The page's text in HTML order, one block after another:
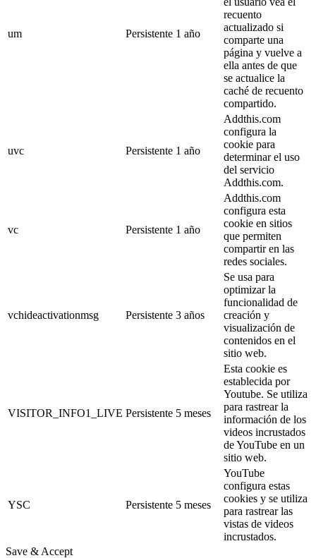
um Persistente 1 año
recuento
actualizado si
comparte una
página y vuelve a
ella antes de que
se actualice la
caché de recuento
compartido.
uvc Persistente 1 año
Addthis.com
configura la
cookie para
determinar el uso
del servicio
Addthis.com.
vc Persistente 1 año
Addthis.com
configura esta
cookie en sitios
que permiten
compartir en las
redes sociales.
vchideactivationmsg Persistente 3 años
Se usa para
optimizar la
funcionalidad de
creación y
visualización de
contenidos en el
sitio web.
VISITOR_INFO1_LIVE Persistente 5 meses
Esta cookie es
establecida por
Youtube. Se utiliza
para rastrear la
información de los
videos incrustados
de YouTube en un
sitio web.
YSC Persistente 5 meses
YouTube
configura estas
cookies y se utiliza
para rastrear las
vistas de videos
incrustados.
Save & Accept